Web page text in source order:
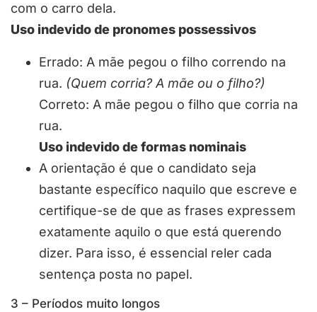
com o carro dela.
Uso indevido de pronomes possessivos
Errado: A mãe pegou o filho correndo na
rua. (Quem corria? A mãe ou o filho?)
Correto: A mãe pegou o filho que corria na
rua.
Uso indevido de formas nominais
A orientação é que o candidato seja
bastante específico naquilo que escreve e
certifique-se de que as frases expressem
exatamente aquilo o que está querendo
dizer. Para isso, é essencial reler cada
sentença posta no papel.
3 – Períodos muito longos